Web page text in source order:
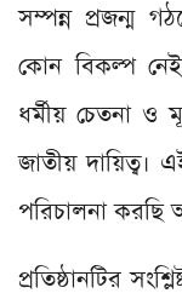
সম্পন্ন প্রজন্ম
কোন বিকল্প
ধর্মীয় চেতনা ও
জাতীয় দায়িত্ব।
পরিচালনা করছি
প্রতিষ্ঠানটির